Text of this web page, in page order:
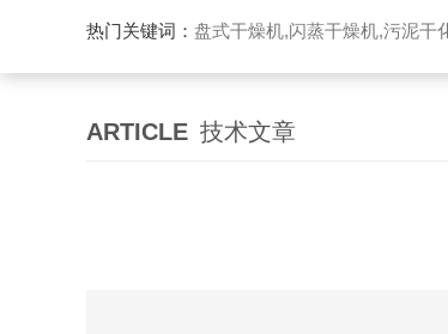
热门关键词： 盘式干燥机,闪蒸干燥机,污泥干
ARTICLE 技术文章